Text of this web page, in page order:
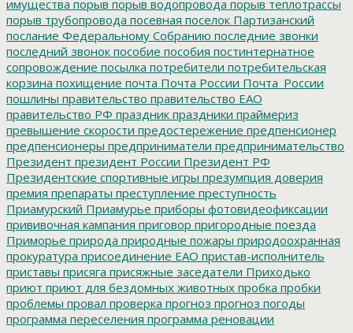
имущества порыв порыв водопровода порыв теплотрассы
порыв трубопровода посевная поселок Партизанский
послание Федеральному Собранию последние звонки
последний звонок пособие пособия постинтернатное
сопровождение посылка потребители потребительская
корзина похищение почта Почта России Почта_России
пошлины правительство правительство ЕАО
правительство РФ праздник праздники праймериз
превышение скорости предостережение предпенсионер
предпенсионеры предприниматели предпринимательство
Президент президент России Президент РФ
Президентские спортивные игры презумпция доверия
премия препараты преступление преступность
Приамурский Приамурье приборы фотовидеофиксации
прививочная кампания приговор пригородные поезда
Приморье природа природные пожары природоохранная
прокуратура присоединение ЕАО пристав-исполнитель
приставы присяга присяжные заседатели Приходько
приют приют для бездомных животных пробка пробки
проблемы провал проверка прогноз прогноз погоды
программа переселения программа реновации